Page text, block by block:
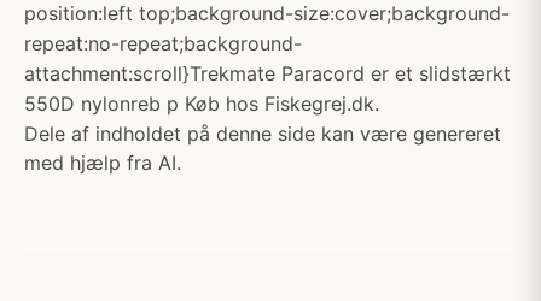
position:left top;background-size:cover;background-
repeat:no-repeat;background-
attachment:scroll}Trekmate Paracord er et slidstærkt
550D nylonreb p Køb hos Fiskegrej.dk.
Dele af indholdet på denne side kan være genereret
med hjælp fra AI.